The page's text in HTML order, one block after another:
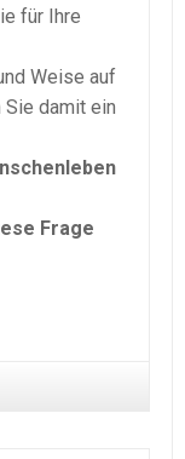
für Ihre
Weise auf
damit ein
Frage